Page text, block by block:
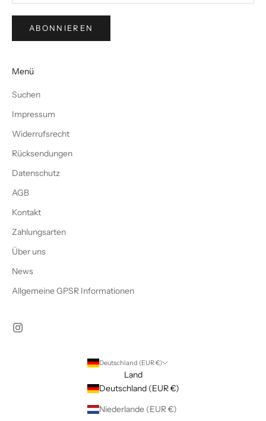
ABONNIEREN
Menü
Suchen
Impressum
Widerrufsrecht
Rücksendungen
Datenschutz
AGB
Kontakt
Zahlungsarten
Über uns
News
Allgemeine GPSR Informationen
Deutschland (EUR €)
Land
Deutschland (EUR €)
Niederlande (EUR €)